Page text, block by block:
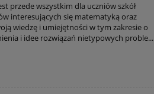
przede wszystkim dla uczniów szkół
interesujących się matematyką oraz
wiedzę i umiejętności w tym zakresie o
i idee rozwiązań nietypowych proble...